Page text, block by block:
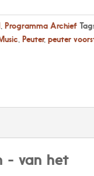
, Programma Archief
Peuter, peuter
- van het